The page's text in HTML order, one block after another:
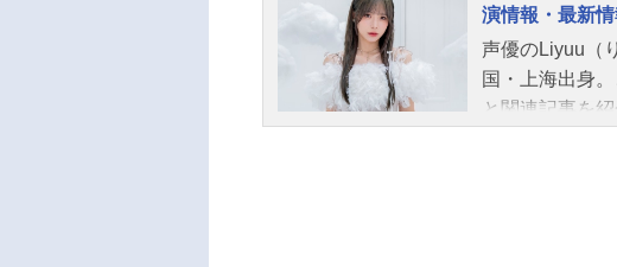
演情報・最新
声優のLiyuu（
国・上海出身
と関連記事を紹